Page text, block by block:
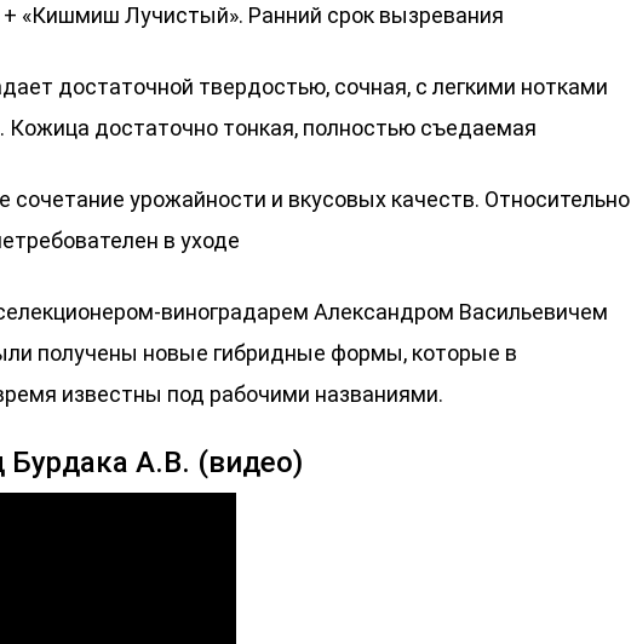
+ «Кишмиш Лучистый». Ранний срок вызревания
достаточной твердостью, сочная, с легкими нотками
Кожица достаточно тонкая, полностью съедаемая
сочетание урожайности и вкусовых качеств. Относительно
в уходе
виноградарем Александром Васильевичем
получены новые гибридные формы, которые в
известны под рабочими названиями.
Бурдака А.В. (видео)